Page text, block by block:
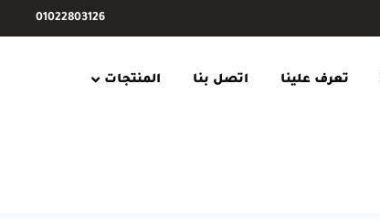
01022803126
تعرف علينا اتصل بنا المنتجات